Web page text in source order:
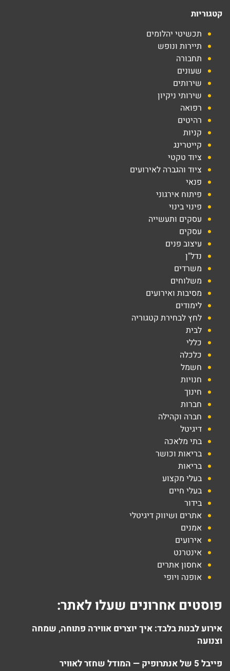
קטגוריות
תכשיטי יהלומים
תיירות ונופש
תחבורה
שעונים
שירותים
שירותי ניקיון
רפואה
רהיטים
קניות
קייטרינג
ציוד טקטי
ציוד והגברה לאירועים
פנאי
פיתוח אירגוני
פינוי בינוי
עסקים ותעשייה
עסקים
עיצוב פנים
נדל"ן
משרדים
משלוחים
מסיבות ואירועים
לימודים
לחץ לבחירת קטגוריה
לבית
כללי
כלכלה
חשמל
חנויות
חינוך
חברות
חברה וקהילה
דיגיטל
בתי מלאכה
בריאות וכושר
בריאות
בעלי מקצוע
בעלי חיים
בידור
אתרים ושיווק דיגיטלי
אמנים
אירועים
אינטרנט
אחסון אתרים
אופנה ויופי
פוסטים אחרונים שעלו לאתר:
אירוע לבנות בלבד: איך יוצרים אווירה פתוחה, שמחה
וצנועה
פייבל 5 של אנתרופיק — המודל שחזר לאוויר